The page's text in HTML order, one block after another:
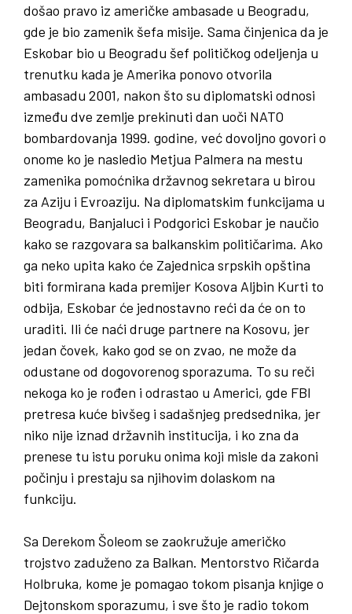
došao pravo iz američke ambasade u Beogradu,
gde je bio zamenik šefa misije. Sama činjenica da je
Eskobar bio u Beogradu šef političkog odeljenja u
trenutku kada je Amerika ponovo otvorila
ambasadu 2001, nakon što su diplomatski odnosi
između dve zemlje prekinuti dan uoči NATO
bombardovanja 1999. godine, već dovoljno govori o
onome ko je nasledio Metjua Palmera na mestu
zamenika pomoćnika državnog sekretara u birou
za Aziju i Evroaziju. Na diplomatskim funkcijama u
Beogradu, Banjaluci i Podgorici Eskobar je naučio
kako se razgovara sa balkanskim političarima. Ako
ga neko upita kako će Zajednica srpskih opština
biti formirana kada premijer Kosova Aljbin Kurti to
odbija, Eskobar će jednostavno reći da će on to
uraditi. Ili će naći druge partnere na Kosovu, jer
jedan čovek, kako god se on zvao, ne može da
odustane od dogovorenog sporazuma. To su reči
nekoga ko je rođen i odrastao u Americi, gde FBI
pretresa kuće bivšeg i sadašnjeg predsednika, jer
niko nije iznad državnih institucija, i ko zna da
prenese tu istu poruku onima koji misle da zakoni
počinju i prestaju sa njihovim dolaskom na
funkciju.
Sa Derekom Šoleom se zaokružuje američko
trojstvo zaduženo za Balkan. Mentorstvo Ričarda
Holbruka, kome je pomagao tokom pisanja knjige o
Dejtonskom sporazumu, i sve što je radio tokom